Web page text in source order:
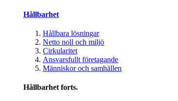
Hållbarhet
Hållbara lösningar
Netto noll och miljö
Cirkularitet
Ansvarsfullt företagande
Människor och samhällen
Hållbarhet forts.